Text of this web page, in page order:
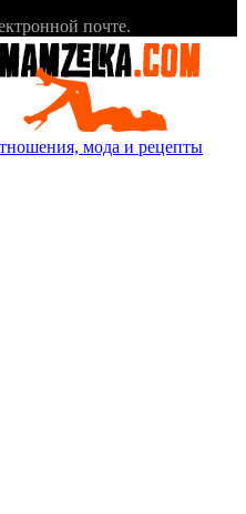
почте.
мода и рецепты